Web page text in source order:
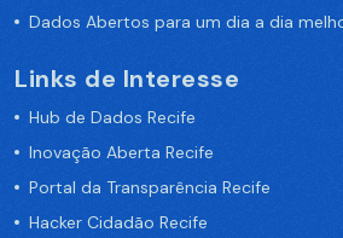
Dados Abertos para um dia a dia
Links de Interesse
Hub de Dados Recife
Inovação Aberta Recife
Portal da Transparência Recife
Hacker Cidadão Recife